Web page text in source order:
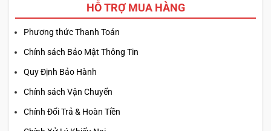
HỖ TRỢ MUA HÀNG
Phương thức Thanh Toán
Chính sách Bảo Mật Thông Tin
Quy Định Bảo Hành
Chính sách Vận Chuyển
Chính Đổi Trả & Hoàn Tiền